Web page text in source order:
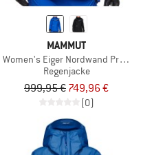
MAMMUT
Women's Eiger Nordwand Pro
Regenjacke
999,95 € 749,96 €
(0)